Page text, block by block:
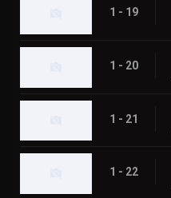
1 - 19
1 - 20
1 - 21
1 - 22